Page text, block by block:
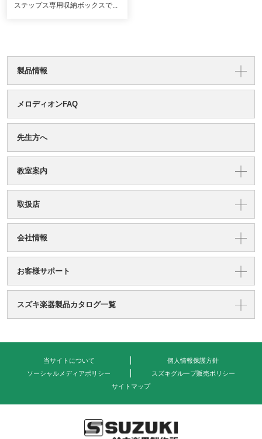
ステップス専用収納ボックスで...
製品情報
メロディオンFAQ
先生方へ
教室案内
取扱店
会社情報
お客様サポート
スズキ楽器製品カタログ一覧
当サイトについて
個人情報保護方針
ソーシャルメディアポリシー
スズキグループ販売ポリシー
サイトマップ